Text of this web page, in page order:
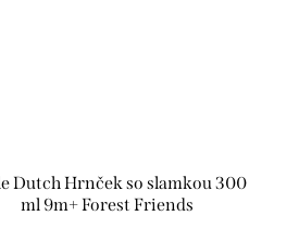
Dutch Hrnček so slamkou 300
ml 9m+ Forest Friends